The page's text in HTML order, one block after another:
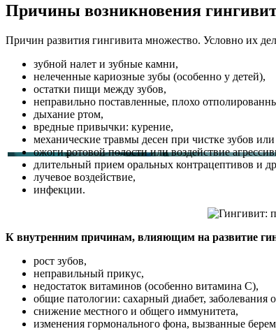
Причины возникновения
Причин развития гингивита множество. Условно их
зубной налет и зубные камни,
нелеченные кариозные зубы (особенно у детей),
остатки пищи между зубов,
неправильно поставленные, плохо
дыхание ртом,
вредные привычки: курение,
механические травмы десен при чистке зубов
ожоги ротовой полости или воздействие
длительный прием оральных контрацептивов и
лучевое воздействие,
инфекции.
К внутренним причинам, влияющим на развитие
рост зубов,
неправильный прикус,
недостаток витаминов (особенно витамина С),
общие патологии: сахарный диабет, заболевания
снижение местного и общего иммунитета,
изменения гормонального фона, вызванные